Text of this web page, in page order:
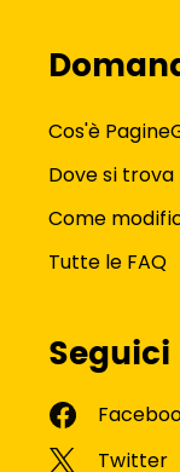
Cos'è
Dove si
Come
Tutte le FAQ
Seguici